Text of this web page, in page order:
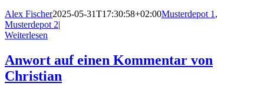
Alex Fischer2025-05-31T17:30:58+02:00Musterdepot 1,
Musterdepot 2
Weiterlesen
Anwort auf einen Kommentar von
Christian